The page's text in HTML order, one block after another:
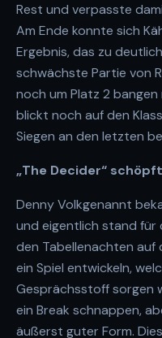
Rest und verpasste
Am Ende konnte sich
Ergebnis, das zu
schwächste Partie von
noch um Platz 2
blickt noch auf den
Siegen an den letzten
„The Decider“
Denny Volkgenannt
und eigentlich stand für
den Tabellenachten auf
ein Spiel entwickeln,
Gesprächsstoff sorgen
ein Break schnappen,
äußerst guter Form.